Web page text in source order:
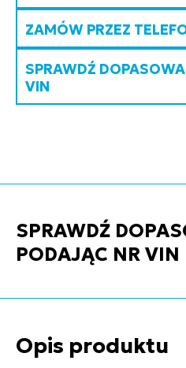
ZAMÓW PRZEZ
SPRAWDŹ
VIN
SPRAWDŹ
PODAJĄC NR VIN
Opis produktu